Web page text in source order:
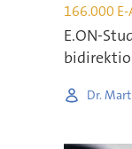
166.000
E.ON-
Dr.